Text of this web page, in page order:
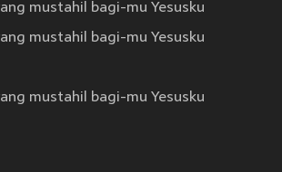
mustahil bagi-mu Yesusku
mustahil bagi-mu Yesusku
mustahil bagi-mu Yesusku